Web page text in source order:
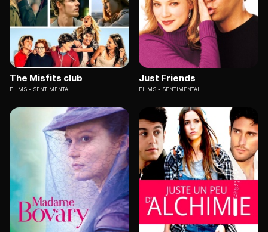
The Misfits club
FILMS SENTIMENTAL
Just Friends
FILMS SENTIMENTAL